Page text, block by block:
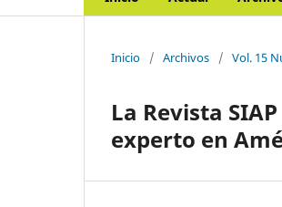
Inicio / Archivos / Vol. 15
La Revista
experto en